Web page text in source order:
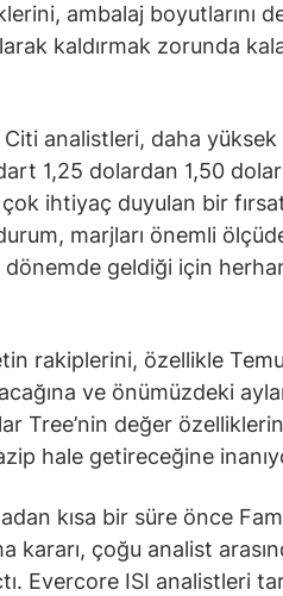
ambalaj boyutlarını
kaldırmak zorunda
analistleri, daha
1,25 dolardan 1,50
ihtiyaç duyulan bir
marjları önemli
dönemde geldiği için
rakiplerini, özellikle
ve önümüzdeki
Tree’nin değer
hale getireceğine
kısa bir süre önce
kararı, çoğu analist
Evercore ISI analistleri